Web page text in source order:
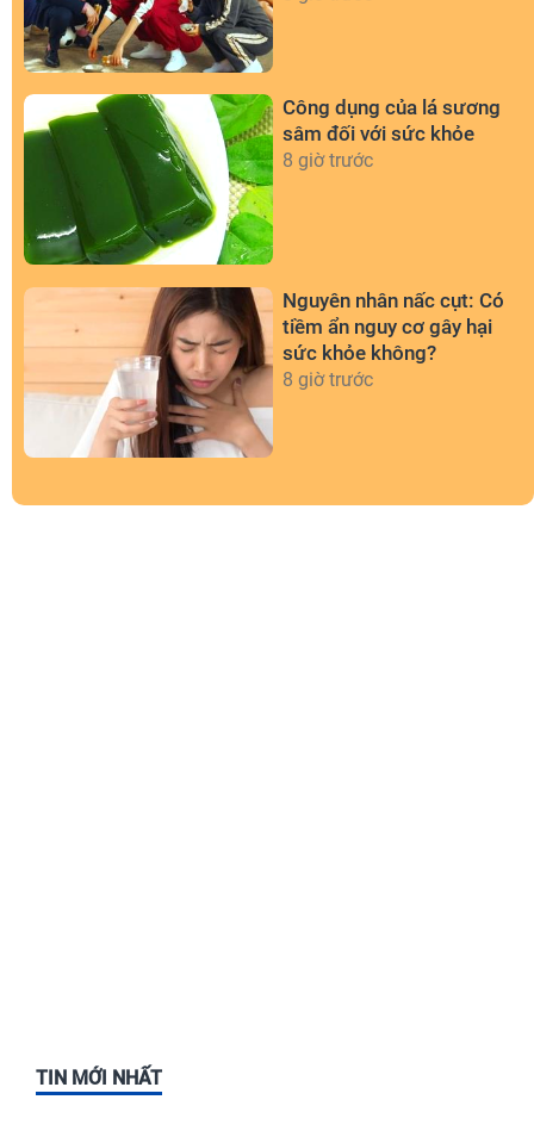
Công dụng của lá sương
sâm đối với sức khỏe
8 giờ trước
Nguyên nhân nấc cụt: Có
tiềm ẩn nguy cơ gây hại
sức khỏe không?
8 giờ trước
TIN MỚI NHẤT